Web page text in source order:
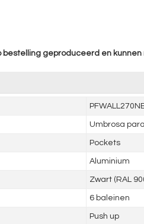
bestelling geproduceerd en
Umbrosa
Pockets
Aluminium
Zwart (RAL
6 baleinen
Push up